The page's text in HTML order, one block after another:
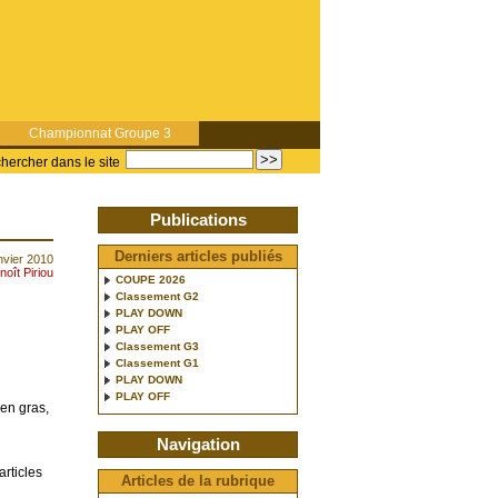
Championnat Groupe 3
dans le site
2010
Piriou
gras,
Publications
Derniers articles publiés
COUPE 2026
Classement G2
PLAY DOWN
PLAY OFF
Classement G3
Classement G1
PLAY DOWN
PLAY OFF
Navigation
Articles de la rubrique